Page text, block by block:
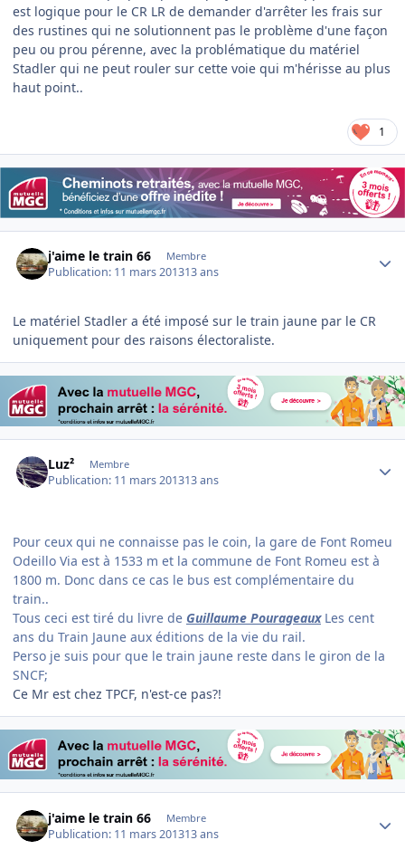
est logique pour le CR LR de demander d'arrêter les frais sur
des rustines qui ne solutionnent pas le problème d'une façon
peu ou prou pérenne, avec la problématique du matériel
Stadler qui ne peut rouler sur cette voie qui m'hérisse au plus
haut point..
1
j'aime le train 66 Membre
Publication: 11 mars 201313 ans
Le matériel Stadler a été imposé sur le train jaune par le CR
uniquement pour des raisons électoraliste.
Luz² Membre
Publication: 11 mars 201313 ans
Pour ceux qui ne connaisse pas le coin, la gare de Font Romeu
Odeillo Via est à 1533 m et la commune de Font Romeu est à
1800 m. Donc dans ce cas le bus est complémentaire du
train..
Tous ceci est tiré du livre de Guillaume PourageauxLes cent
ans du Train Jaune aux éditions de la vie du rail.
Perso je suis pour que le train jaune reste dans le giron de la
SNCF;
Ce Mr est chez TPCF, n'est-ce pas?!
j'aime le train 66 Membre
Publication: 11 mars 201313 ans